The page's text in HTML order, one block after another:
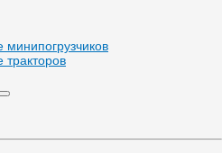
тракторов